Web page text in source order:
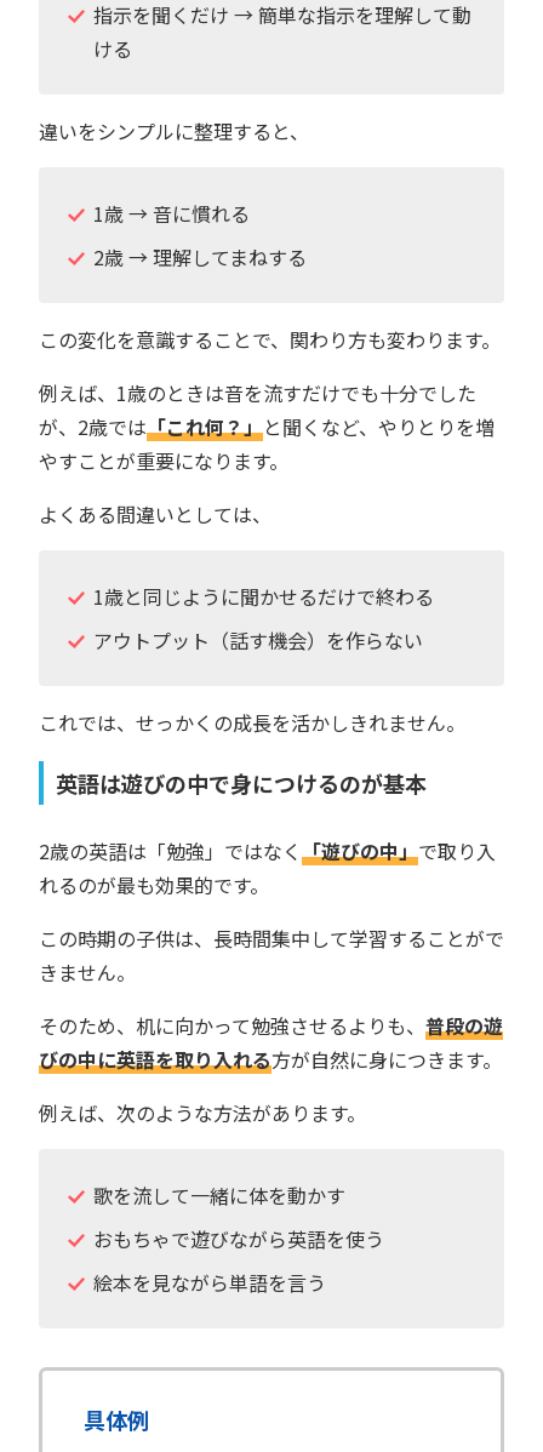
指示を聞くだけ → 簡単な指示を理解して動
ける
違いをシンプルに整理すると、
1歳 → 音に慣れる
2歳 → 理解してまねする
この変化を意識することで、関わり方も変わります。
例えば、1歳のときは音を流すだけでも十分でした
が、2歳では「これ何？」と聞くなど、やりとりを増
やすことが重要になります。
よくある間違いとしては、
1歳と同じように聞かせるだけで終わる
アウトプット（話す機会）を作らない
これでは、せっかくの成長を活かしきれません。
英語は遊びの中で身につけるのが基本
2歳の英語は「勉強」ではなく「遊びの中」で取り入
れるのが最も効果的です。
この時期の子供は、長時間集中して学習することがで
きません。
そのため、机に向かって勉強させるよりも、 普段の遊
びの中に英語を取り入れる方が自然に身につきます。
例えば、次のような方法があります。
歌を流して一緒に体を動かす
おもちゃで遊びながら英語を使う
絵本を見ながら単語を言う
具体例